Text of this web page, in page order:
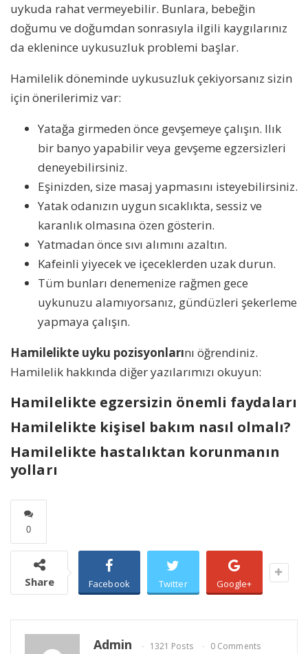
uykuda rahat vermeyebilir. Bunlara, bebeğin
doğumu ve doğumdan sonrasıyla ilgili kaygılarınız
da eklenince uykusuzluk problemi başlar.
Hamilelik döneminde uykusuzluk çekiyorsanız sizin
için önerilerimiz var:
Yatağa girmeden önce gevşemeye çalışın. Ilık
bir banyo yapabilir veya gevşeme egzersizleri
deneyebilirsiniz.
Eşinizden, size masaj yapmasını isteyebilirsiniz.
Yatak odanızın uygun sıcaklıkta, sessiz ve
karanlık olmasına özen gösterin.
Yatmadan önce sıvı alımını azaltın.
Kafeinli yiyecek ve içeceklerden uzak durun.
Tüm bunları denemenize rağmen gece
uykunuzu alamıyorsanız, gündüzleri şekerleme
yapmaya çalışın.
Hamilelikte uyku pozisyonlarını öğrendiniz.
Hamilelik hakkında diğer yazılarımızı okuyun:
Hamilelikte egzersizin önemli faydaları
Hamilelikte kişisel bakım nasıl olmalı?
Hamilelikte hastalıktan korunmanın
yolları
0
Share Facebook Twitter Google+
Admin 1321 Posts 0 Comments